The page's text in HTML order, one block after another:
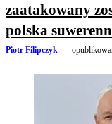
zaatakowany
polska
Piotr Filipczyk